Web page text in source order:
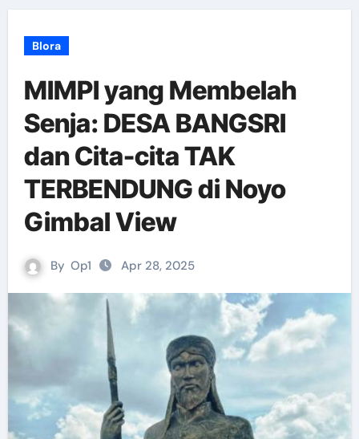
Blora
MIMPI yang Membelah
Senja: DESA BANGSRI
dan Cita-cita TAK
TERBENDUNG di Noyo
Gimbal View
By Op1 Apr 28, 2025